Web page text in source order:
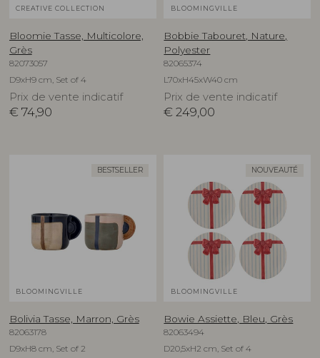
CREATIVE COLLECTION
Bloomie Tasse, Multicolore,
Grès
82073057
D9xH9 cm, Set of 4
Prix de vente indicatif
€ 74,90
BLOOMINGVILLE
Bobbie Tabouret, Nature,
Polyester
82065374
L70xH45xW40 cm
Prix de vente indicatif
€ 249,00
BESTSELLER
BLOOMINGVILLE
Bolivia Tasse, Marron, Grès
82063178
D9xH8 cm, Set of 2
NOUVEAUTÉ
BLOOMINGVILLE
Bowie Assiette, Bleu, Grès
82063494
D20,5xH2 cm, Set of 4